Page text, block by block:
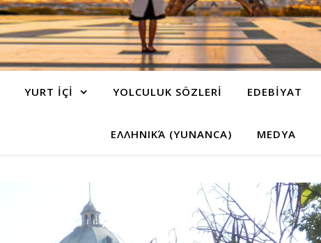
YURT İÇİ YOLCULUK SÖZLERİ EDEBİYAT
ΕΛΛΗΝΙΚΆ (YUNANCA) MEDYA